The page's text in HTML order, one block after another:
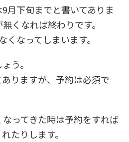
月下旬までと書いてありま
くなれば終わりです。
くなってしまいます。
う。
りますが、予約は必須で
ってきた時は予約をすれば
たりします。